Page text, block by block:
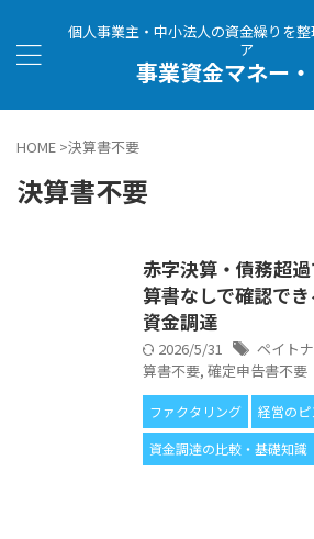
個人事業主・中小法人の資金繰りを整
ア
事業資金マネー
HOME >決算書不要
決算書不要
赤字決算・債務超
算書なしで確認で
資金調達
2026/5/31 ペイト
算書不要, 確定申告書不要
ファクタリング
経営の
資金調達の比較・基礎知識